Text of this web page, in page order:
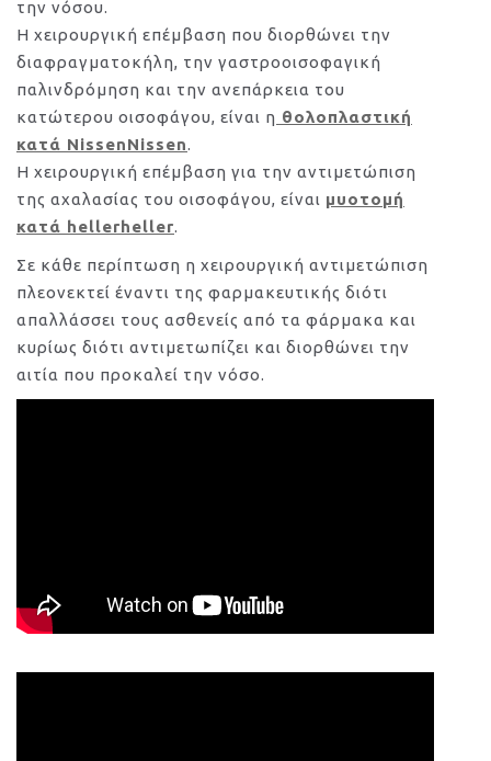
την νόσου.
Η χειρουργική επέμβαση που διορθώνει την
διαφραγματοκήλη, την γαστροοισοφαγική
παλινδρόμηση και την ανεπάρκεια του
κατώτερου οισοφάγου, είναι η θολοπλαστική
κατά NissenNissen.
Η χειρουργική επέμβαση για την αντιμετώπιση
της αχαλασίας του οισοφάγου, είναι μυοτομή
κατά hellerheller.
Σε κάθε περίπτωση η χειρουργική αντιμετώπιση
πλεονεκτεί έναντι της φαρμακευτικής διότι
απαλλάσσει τους ασθενείς από τα φάρμακα και
κυρίως διότι αντιμετωπίζει και διορθώνει την
αιτία που προκαλεί την νόσο.